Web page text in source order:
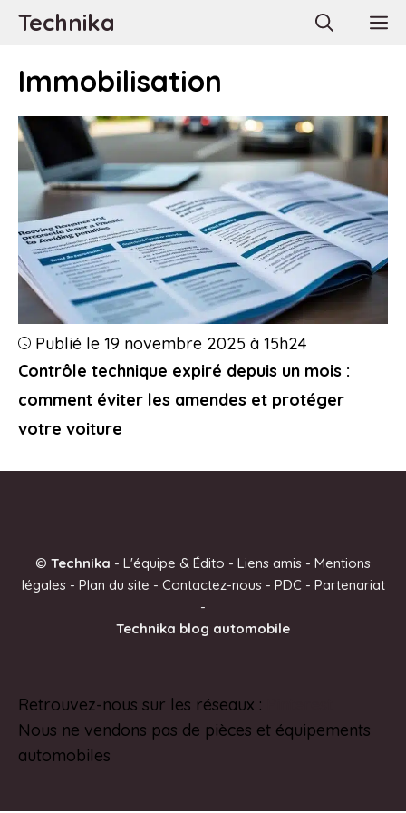
AllerTechnika
Immobilisation
Contrôle technique expiré depuis un mois :
comment éviter les amendes et protéger
votre voiture
Publié le 19 novembre 2025 à 15h24
© Technika - L'équipe & Édito - Liens amis - Mentions
légales- Plan du site - Contactez-nous- PDC - Partenariat
-
Technika blog automobile
Retrouvez-nous sur les réseaux :
Nous ne vendons pas de pièces et équipements
automobiles